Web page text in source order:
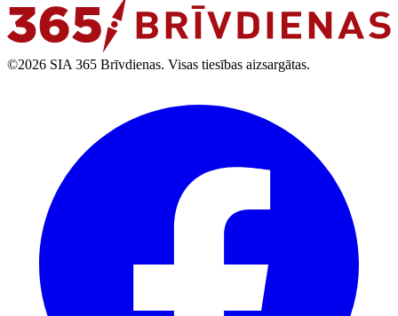
©2026 SIA 365 Brīvdienas. Visas tiesības aizsargātas.